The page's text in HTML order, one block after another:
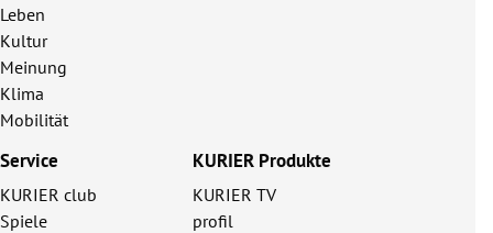
Leben
Kultur
Meinung
Klima
Mobilität
Service
KURIER club
Spiele
KURIER Produkte
KURIER TV
profil